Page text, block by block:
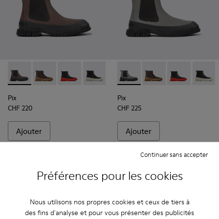
Préférences pour les cookies
Nous utilisons nos propres cookies et ceux de tiers à
des fins d'analyse et pour vous présenter des publicités
Continuer sans accepter
Pix - K300252-020 - Bottes Chelsea en cuir marron et noir
Pix - K300252-028 - Bottines Chelsea en cuir
Pix - K300252-027 - Bottines Chelsea en cuir
Pix - K300252-023 - Bottes Chelsea
Pix - K300252-019 - Bottes
Pix - K300252-015 -
Pix
CHF 220
Ajouter
Pix - K300252-019 - Bottes
Pix - K300252-028 -
Pix - Pix -
Pix
CHF 225
Ajouter